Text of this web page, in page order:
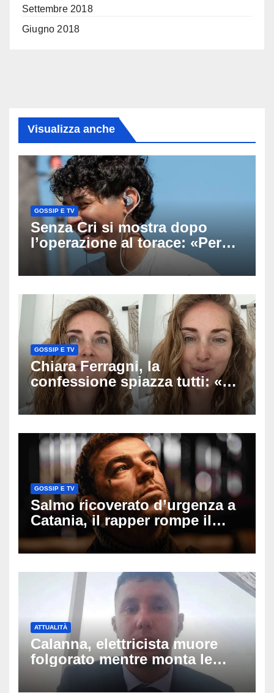
Settembre 2018
Giugno 2018
Visualizza anche
GOSSIP E TV
Senza Cri si mostra dopo
l’operazione al torace: «Per
anni mi sentivo in trappola», il
racconto sul difficile percorso
GOSSIP E TV
Chiara Ferragni, la
confessione spiazza tutti: «Un
mio ex voleva che mi rifacessi
il seno». Poi svela i ritocchi di
GOSSIP E TV
Salmo ricoverato d’urgenza a
Catania, il rapper rompe il
silenzio dopo la notte in
ospedale: come sta e cosa
ATTUALITÀ
Calanna, elettricista muore
folgorato mentre monta le
luminarie della festa: chi era
Fabio Calabrò e cosa è